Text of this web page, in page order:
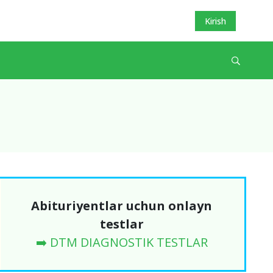
Kirish
Abituriyentlar uchun onlayn
testlar
➡️ DTM DIAGNOSTIK TESTLAR